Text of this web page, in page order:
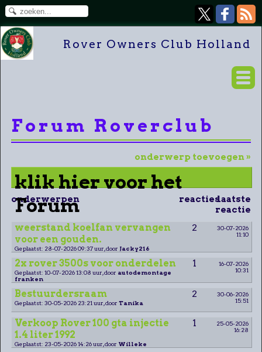
Rover Owners Club Holland
Forum Roverclub
onderwerp toevoegen »
klik hier voor het
Forum
onderwerpen reactieslaatste
reactie
weerstand koelfan vervangen
voor een gouden.
2
30-07-2026
11:10
Geplaatst: 28-07-2026 09:37 uur, door Jacky216
2x rover 3500s voor onderdelen 1
16-07-2026
10:31
Geplaatst: 10-07-2026 13:08 uur, door autodemontage
franken
Bestuurdersraam 2
30-06-2026
15:51
Geplaatst: 30-05-2026 23:21 uur, door Tanika
Verkoop Rover 100 gta injectie
1.4 liter 1992
1
25-05-2026
16:28
Geplaatst: 23-05-2026 14:26 uur, door Willeke